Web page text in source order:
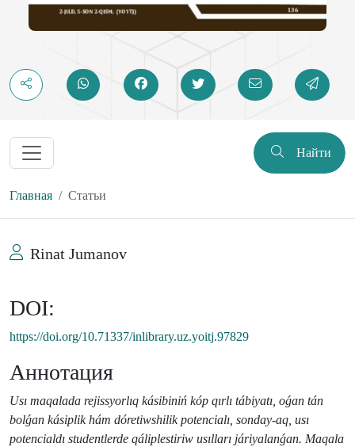
Найти
Главная Статьи
Rinat Jumanov
DOI:
https://doi.org/10.71337/inlibrary.uz.yoitj.97829
Аннотация
Usı maqalada rejissyorlıq kásibiniń kóp qırlı tábiyatı, oǵan tán
bolǵan kásiplik hám dóretiwshilik potencialı, sonday-aq, usı
potencialdı studentlerde qáliplestiriw usılları járiyalanǵan. Maqala